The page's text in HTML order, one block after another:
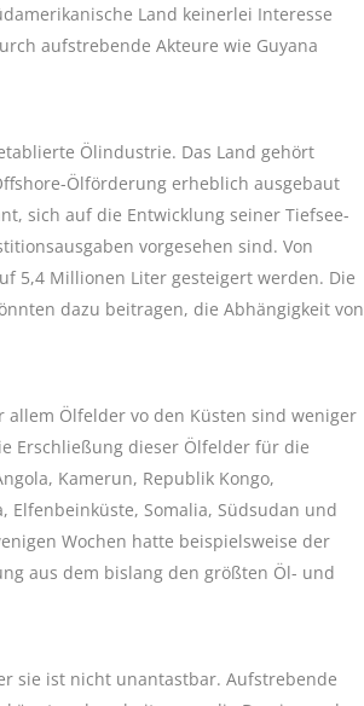
Land keinerlei Interesse
aufstrebende Akteure wie Guyana
Ölindustrie. Das Land gehört
Ölförderung erheblich ausgebaut
sich auf die Entwicklung seiner Tiefsee-
vorgesehen sind. Von
5,4 Millionen Liter gesteigert werden. Die
dazu beitragen, die Abhängigkeit von
Ölfelder vo den Küsten sind weniger
Erschließung dieser Ölfelder für die
Kamerun, Republik Kongo,
Elfenbeinküste, Somalia, Südsudan und
Wochen hatte beispielsweise der
aus dem bislang den größten Öl- und
sie ist nicht unantastbar. Aufstrebende